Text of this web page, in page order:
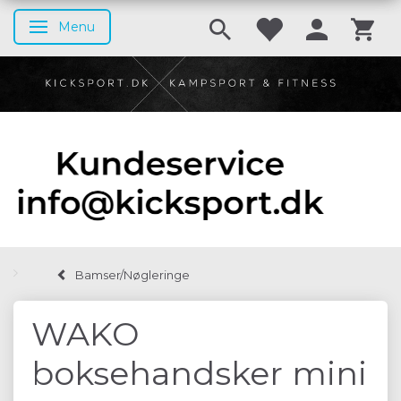
Skifte navigation
Menu
Bamser/Nøgleringe
WAKO
boksehandsker mini